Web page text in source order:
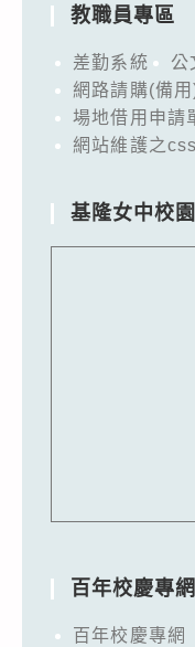
教職員專區
差勤系統 公
網路請購(備用
場地借用申請
網站維護之
基隆女中校
百年校慶專網
百年校慶專網